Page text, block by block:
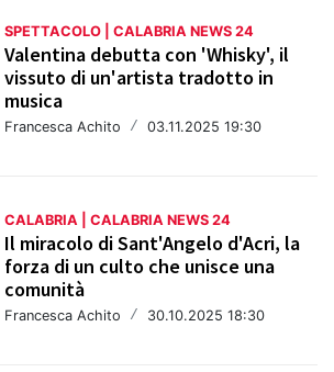
SPETTACOLO | CALABRIA NEWS 24
Valentina debutta con 'Whisky', il
vissuto di un'artista tradotto in
musica
Francesca Achito / 03.11.2025 19:30
CALABRIA | CALABRIA NEWS 24
Il miracolo di Sant'Angelo d'Acri, la
forza di un culto che unisce una
comunità
Francesca Achito / 30.10.2025 18:30